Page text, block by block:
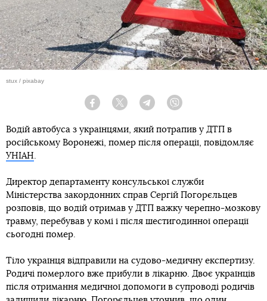
stux / pixabay
Facebook Twitter Telegram
Водій автобуса з українцями, який потрапив у ДТП в
російському Воронежі, помер після операції, повідомляє
УНІАН
Директор департаменту консульської служби
Міністерства закордонних справ Сергій Погорєльцев
розповів, що водій отримав у ДТП важку черепно-мозкову
травму, перебував у комі і після шестигодинної операції
сьогодні помер.
Тіло українця відправили на судово-медичну експертизу.
Родичі померлого вже прибули в лікарню. Двоє українців
після отримання медичної допомоги в супроводі родичів